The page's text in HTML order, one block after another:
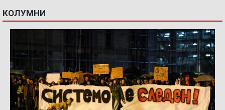
КОЛУМНИ